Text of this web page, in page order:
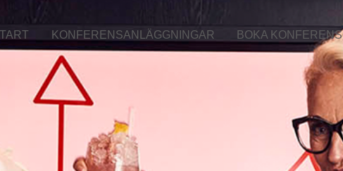
KONFERENSANLÄGGNINGAR BOKA KONFERENS